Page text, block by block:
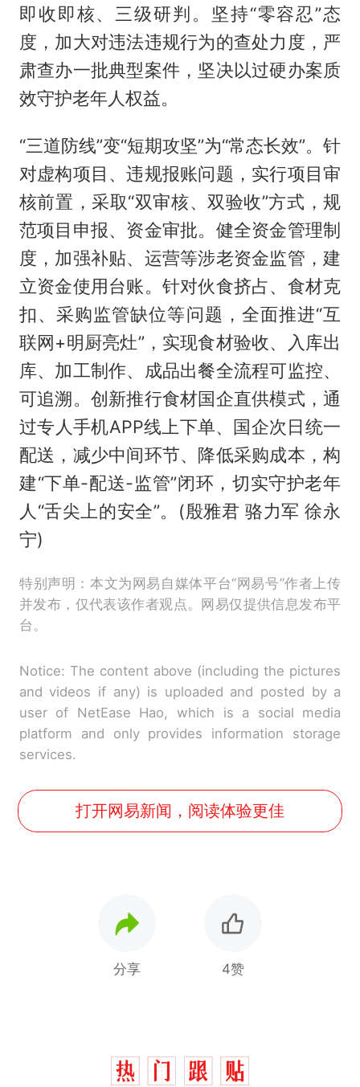
即收即核、三级研判。坚持“零容忍”态
度，加大对违法违规行为的查处力度，严
肃查办一批典型案件，坚决以过硬办案质
效守护老年人权益。
“三道防线”变“短期攻坚”为“常态长效”。针
对虚构项目、违规报账问题，实行项目审
核前置，采取“双审核、双验收”方式，规
范项目申报、资金审批。健全资金管理制
度，加强补贴、运营等涉老资金监管，建
立资金使用台账。针对伙食挤占、食材克
扣、采购监管缺位等问题，全面推进“互
联网+明厨亮灶”，实现食材验收、入库出
库、加工制作、成品出餐全流程可监控、
可追溯。创新推行食材国企直供模式，通
过专人手机APP线上下单、国企次日统一
配送，减少中间环节、降低采购成本，构
建“下单-配送-监管”闭环，切实守护老年
人“舌尖上的安全”。(殷雅君 骆力军 徐永
宁)
特别声明：本文为网易自媒体平台“网易号”作者上传
并发布，仅代表该作者观点。网易仅提供信息发布平
台。
Notice: The content above (including the pictures
and videos if any) is uploaded and posted by a
user of NetEase Hao, which is a social media
platform and only provides information storage
services.
打开网易新闻，阅读体验更佳
分享 4赞